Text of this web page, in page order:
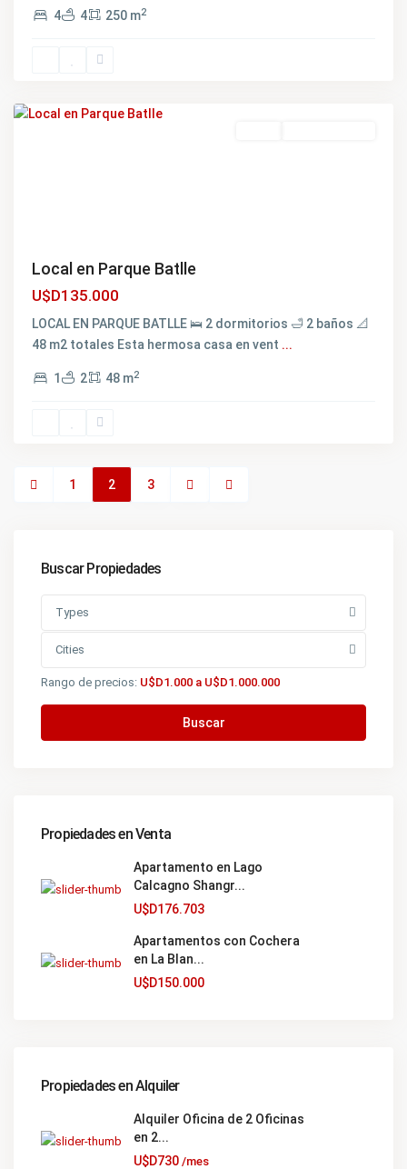
4 4 250 m2
Local en Parque Batlle
U$D135.000
LOCAL EN PARQUE BATLLE 🛌 2 dormitorios 🛁 2 baños 📐
48 m2 totales Esta hermosa casa en vent ...
1 2 48 m2
1 2 3
Buscar Propiedades
Types
Cities
Rango de precios: U$D1.000 a U$D1.000.000
Buscar
Propiedades en Venta
Apartamento en Lago
Calcagno Shangr...
U$D176.703
Apartamentos con Cochera
en La Blan...
U$D150.000
Propiedades en Alquiler
Alquiler Oficina de 2 Oficinas
en 2...
U$D730 /mes